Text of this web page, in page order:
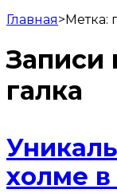
Главная>Метка:
Записи
галка
холме